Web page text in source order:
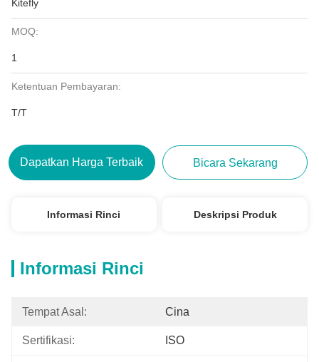
Kitefly
MOQ:
1
Ketentuan Pembayaran:
T/T
Dapatkan Harga Terbaik Bicara Sekarang
Informasi Rinci Deskripsi Produk
Informasi Rinci
Tempat Asal: Cina
Sertifikasi: ISO